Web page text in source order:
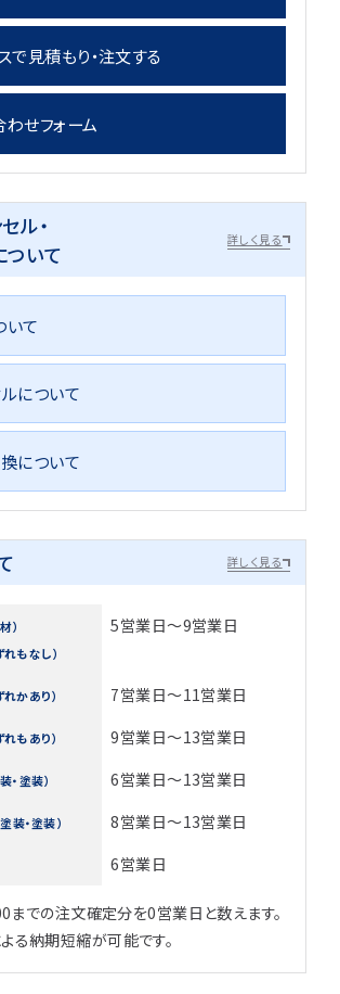
で見積もり・注文する
わせフォーム
ル・
ついて
詳しく見る
いて
について
について
詳しく見る
）
れもなし）
5営業日～9営業日
かあり） 7営業日～11営業日
もあり）
9営業日～13営業日
・塗装）
6営業日～13営業日
塗装・塗装）
8営業日～13営業日
6営業日
での注文確定分を0営業日と数えます。
る納期短縮が可能です。